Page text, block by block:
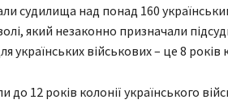
судилища над понад 160
який незаконно призначали
українських військових – це 8 років
до 12 років колонії українського